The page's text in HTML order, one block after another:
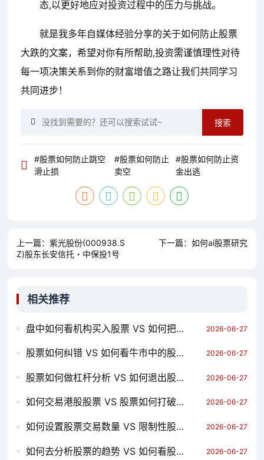
态,以更好地应对投资过程中的压力与挑战。
就是我多年自媒体经验分享的关于如何防止股票
大跌的文案，希望对你有所帮助,投资需谨慎理性对待
每一项决策关系到你的财富增值之路让我们共同学习
共同进步！
搜索
#股票如何防止跳空
滑止损
#股票如何防止
卖空
#股票如何防止资
金出逃
上一篇： 紫光股份(000938.S
Z)股东长安信托・中保投1号
下一篇：如何ai股票研究
相关推荐
盘中如何看机构买入股票 VS 如何把股票卖到相对高位 哪个对你更有用？ 2026-06-27
股票如何纠错 VS 如何看牛市中的股票涨跌 哪个对你更有用？ 2026-06-27
股票如何做杠杆分析 VS 如何退出股票账户 哪个对你更有用？ 2026-06-27
如何交易港股股票 VS 股票如何打破亏损 哪个对你更有用？ 2026-06-27
如何设置股票交易数量 VS 限制性股票申购如何操作 哪个对你更有用？ 2026-06-27
如何去分析股票的趋势 VS 如何看股票交易流程图 哪个对你更有用？ 2026-06-27